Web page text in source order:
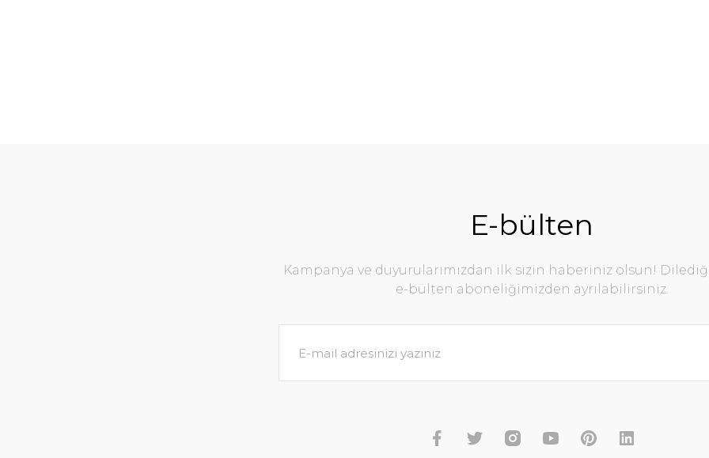
E-bülten
Kampanya ve duyurularımızdan ilk sizin haberiniz olsun!
e-bülten aboneliğimizden ayrılabilirsiniz.